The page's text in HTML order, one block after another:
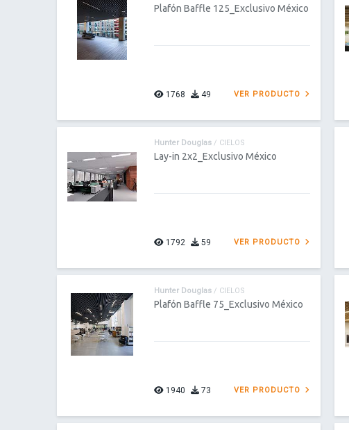
Plafón Baffle 125_Exclusivo México
1768 49 VER PRODUCTO
Hunter Douglas / CIELOS
Lay-in 2x2_Exclusivo México
1792 59 VER PRODUCTO
Hunter Douglas / CIELOS
Plafón Baffle 75_Exclusivo México
1940 73 VER PRODUCTO